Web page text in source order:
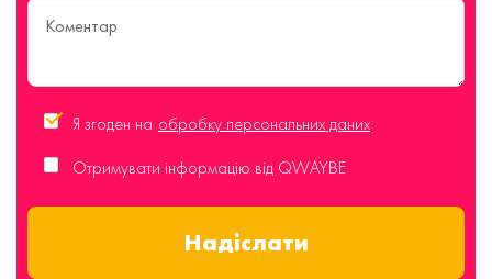
Я згоден на обробку персональних даних
Отримувати інформацію від QWAYBE
Надіслати